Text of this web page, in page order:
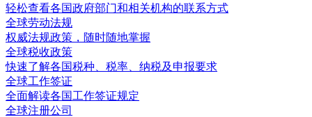
轻松查看各国政府部门和相关机构的联系方式
全球劳动法规
权威法规政策，随时随地掌握
全球税收政策
快速了解各国税种、税率、纳税及申报要求
全球工作签证
全面解读各国工作签证规定
全球注册公司